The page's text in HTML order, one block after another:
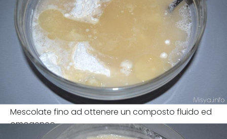
Mescolate fino ad ottenere un composto fluido ed
omogeneo